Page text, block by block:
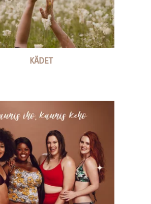
KÄDET